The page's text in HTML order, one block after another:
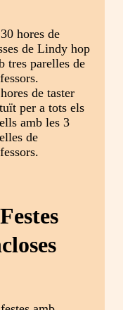
hores de
de Lindy hop
tres parelles de
de taster
per a tots els
amb les 3
de